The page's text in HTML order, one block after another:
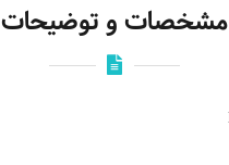
مشخصات و توضیحات